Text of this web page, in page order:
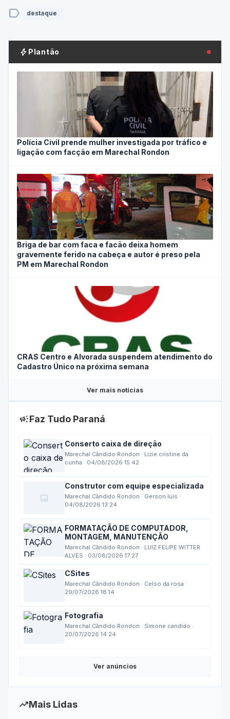
label destaque
bolt Plantão
Polícia Civil prende mulher investigada por tráfico e
ligação com facção em Marechal Rondon
Briga de bar com faca e facão deixa homem
gravemente ferido na cabeça e autor é preso pela
PM em Marechal Rondon
CRAS Centro e Alvorada suspendem atendimento do
Cadastro Único na próxima semana
Ver mais notícias
campaignFaz Tudo Paraná
Conserto caixa de direção
Marechal Cândido Rondon · Lizie cristine da
cunha · 04/08/2026 15:42
image
Construtor com equipe especializada
Marechal Cândido Rondon · Gerson luis ·
04/08/2026 13:24
FORMATAÇÃO DE COMPUTADOR,
MONTAGEM, MANUTENÇÃO
Marechal Cândido Rondon · LUIZ FELIPE WITTER
ALVES · 03/08/2026 17:27
CSites
Marechal Cândido Rondon · Celso da rosa ·
29/07/2026 18:14
Fotografia
Marechal Cândido Rondon · Simone candido ·
20/07/2026 14:24
Ver anúncios
trending_upMais Lidas